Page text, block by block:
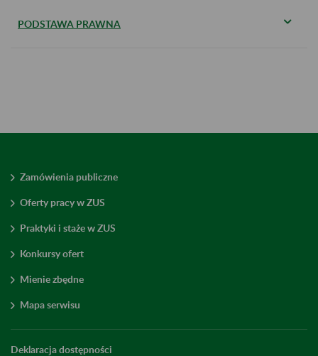
PODSTAWA PRAWNA
Zamówienia publiczne
Oferty pracy w ZUS
Praktyki i staże w ZUS
Konkursy ofert
Mienie zbędne
Mapa serwisu
Deklaracja dostępności